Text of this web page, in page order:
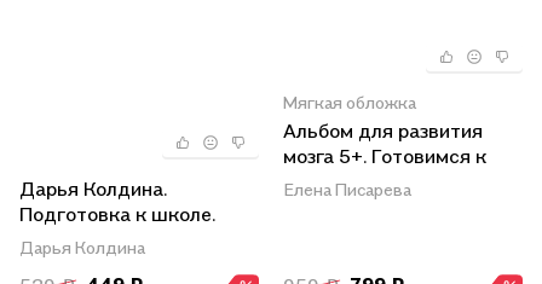
Дарья Колдина.
Подготовка к школе.
Книга-тренажёр.
Прописи
Дарья Колдина
Мягкая обложка
Альбом для развития
мозга 5+. Готовимся к
школе
Елена Писарева